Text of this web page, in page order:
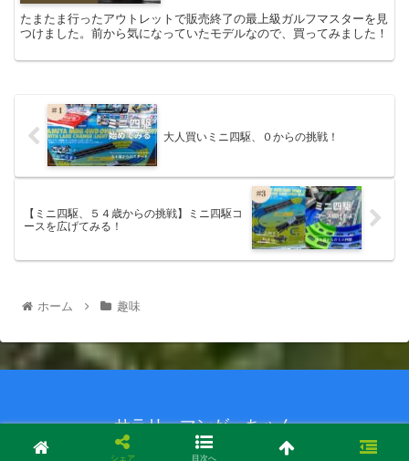
たまたま行ったアウトレットで販売終了の最上級ガルフマスターを見
つけました。前から気になっていたモデルなので、買ってみました！
大人買いミニ四駆、０からの挑戦！
【ミニ四駆、５４歳からの挑戦】ミニ四駆コ
ースを広げてみる！
ホーム 趣味
サラリーマンがっちゃん
© 2020-2026 サラリーマンがっちゃん.
シェア 目次へ